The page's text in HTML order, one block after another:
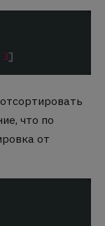
что по
от